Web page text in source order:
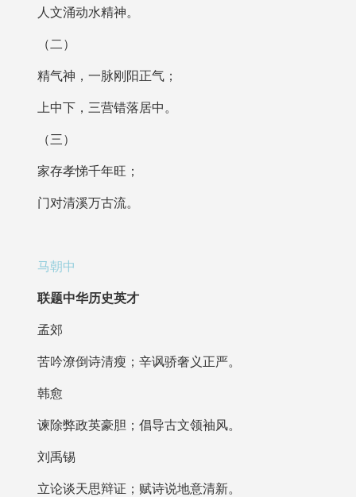
人文涌动水精神。
（二）
精气神，一脉刚阳正气；
上中下，三营错落居中。
（三）
家存孝悌千年旺；
门对清溪万古流。
马朝中
联题中华历史英才
孟郊
苦吟潦倒诗清瘦；辛讽骄奢义正严。
韩愈
谏除弊政英豪胆；倡导古文领袖风。
刘禹锡
立论谈天思辩证；赋诗说地意清新。